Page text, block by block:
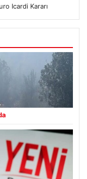
Icardi Kararı